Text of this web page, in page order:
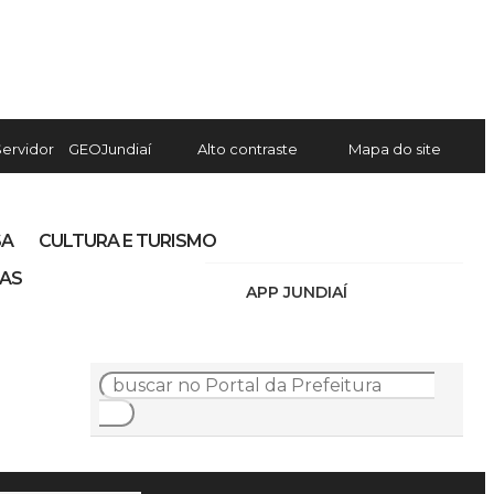
GEOJundiaí Alto contraste Mapa do site
APP JUNDIAÍ
CULTURA E TURISMO